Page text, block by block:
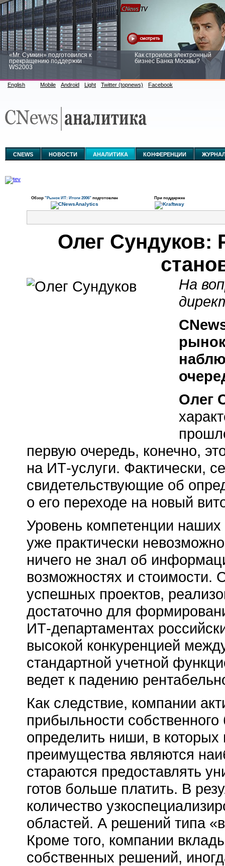
«Mr. Сумкин» подготовился к
прекращению поддержки
WS2003
Как строился электронный
бизнес Банка Москвы?
аналитике
English Mobile Android Light Twitter (topnews) Facebook
CNEWS НОВОСТИ АНАЛИТИКА КОНФЕРЕНЦИИ
Обзор "Рынок ИТ: Итоги 2006" подготовлен При поддержке
Олег Сундуков:
На
Олег
первую очередь, конечно,
на ИТ-услуги. Фактически,
свидетельствующие об
о его переходе на новый
Уровень компетенции наших
уже практически
ничего не знал об
возможностях и стоимости.
успешных проектов,
достаточно для
ИТ-департаментах
высокой конкуренцией
стандартной учетной
ведет к падению
Как следствие, компании
прибыльности
определить ниши, в
преимущества являются
стараются предоставлять
готов больше платить. В
количество
областей. А решений типа
Кроме того, компании
собственных решений,